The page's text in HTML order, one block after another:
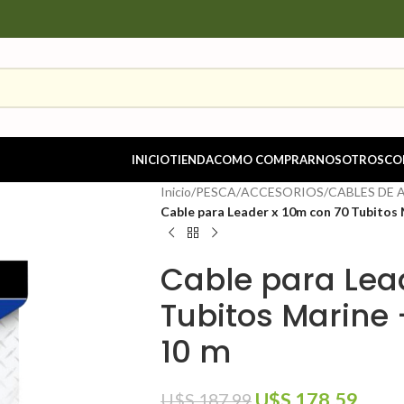
INICIOTIENDACOMO COMPRARNOSOTROS
Inicio/PESCA/ACCESORIOS/CABLES DE
Cable para Leader x 10m con 70
Cable para
Tubitos Marine
10 m